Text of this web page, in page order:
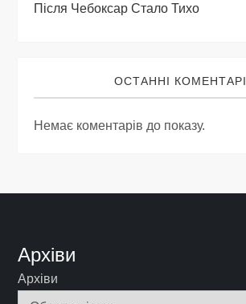
Після Чебоксар Стало Тихо
ОСТАННІ КОМЕНТАРІ
Немає коментарів до показу.
Архіви
Архіви